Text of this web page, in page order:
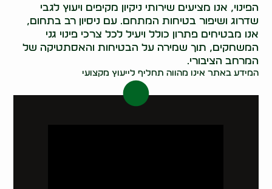
הפינוי, אנו מציעים שירותי ניקיון מקיפים ויעוץ לגבי
שדרוג ושיפור בטיחות המתחם. עם ניסיון רב בתחום,
אנו מבטיחים פתרון כולל ויעיל לכל צרכי פינוי גני
המשחקים, תוך שמירה על הבטיחות והאסתטיקה של
המרחב הציבורי.
המידע באתר אינו מהווה תחליף לייעוץ מקצועי